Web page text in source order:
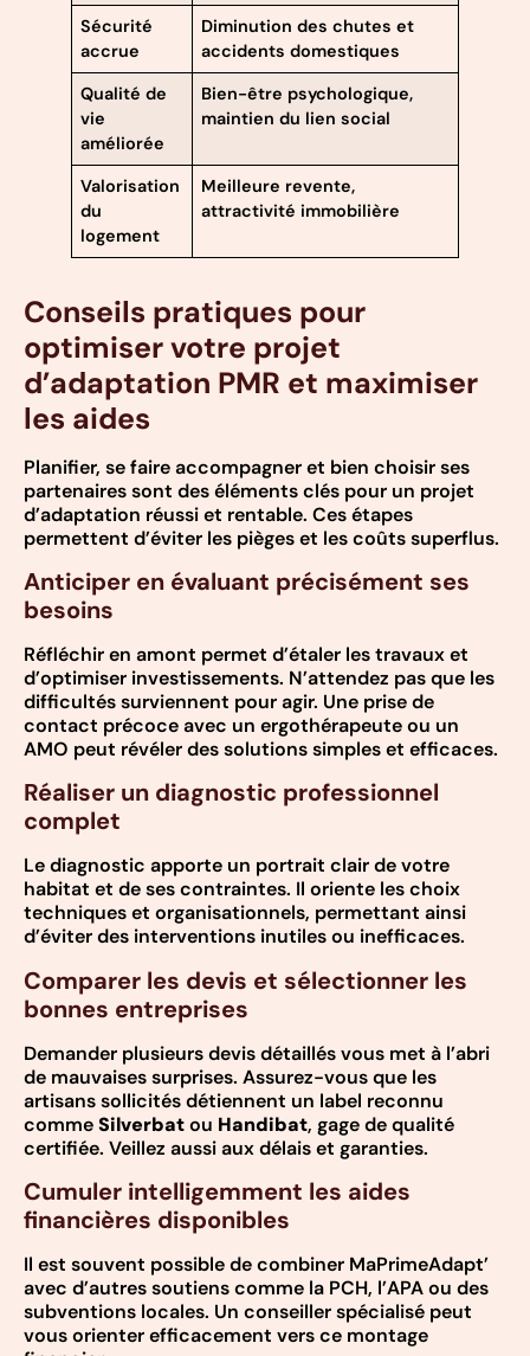
Sécurité
accrue
Diminution des chutes et
accidents domestiques
Qualité de
vie
améliorée
Bien-être psychologique,
maintien du lien social
Valorisation
du
logement
Meilleure revente,
attractivité immobilière
Conseils pratiques pour
optimiser votre projet
d’adaptation PMR et maximiser
les aides
Planifier, se faire accompagner et bien choisir ses
partenaires sont des éléments clés pour un projet
d’adaptation réussi et rentable. Ces étapes
permettent d’éviter les pièges et les coûts superflus.
Anticiper en évaluant précisément ses
besoins
Réfléchir en amont permet d’étaler les travaux et
d’optimiser investissements. N’attendez pas que les
difficultés surviennent pour agir. Une prise de
contact précoce avec un ergothérapeute ou un
AMO peut révéler des solutions simples et efficaces.
Réaliser un diagnostic professionnel
complet
Le diagnostic apporte un portrait clair de votre
habitat et de ses contraintes. Il oriente les choix
techniques et organisationnels, permettant ainsi
d’éviter des interventions inutiles ou inefficaces.
Comparer les devis et sélectionner les
bonnes entreprises
Demander plusieurs devis détaillés vous met à l’abri
de mauvaises surprises. Assurez-vous que les
artisans sollicités détiennent un label reconnu
commeSilverbatou Handibat, gage de qualité
certifiée. Veillez aussi aux délais et garanties.
Cumuler intelligemment les aides
financières disponibles
Il est souvent possible de combiner MaPrimeAdapt’
avec d’autres soutiens comme la PCH, l’APA ou des
subventions locales. Un conseiller spécialisé peut
vous orienter efficacement vers ce montage